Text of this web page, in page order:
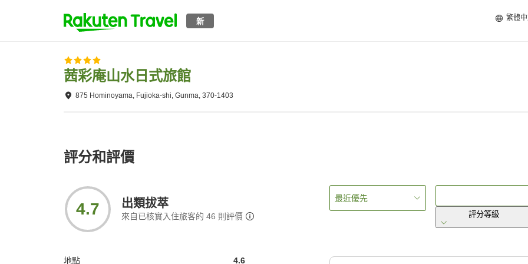
新 繁體中
茜彩庵山水日式旅館
875 Hominoyama, Fujioka-shi, Gunma, 370-1403
評分和評價
4.7 出類拔萃
來自已核實入住旅客的 46 則評價
地點 4.6
最近優先
評分等級